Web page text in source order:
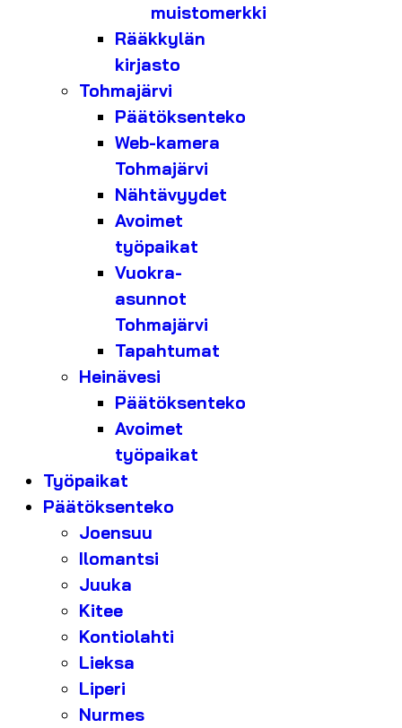
muistomerkki
Rääkkylän
kirjasto
Tohmajärvi
Päätöksenteko
Web-kamera
Tohmajärvi
Nähtävyydet
Avoimet
työpaikat
Vuokra-
asunnot
Tohmajärvi
Tapahtumat
Heinävesi
Päätöksenteko
Avoimet
työpaikat
Työpaikat
Päätöksenteko
Joensuu
Ilomantsi
Juuka
Kitee
Kontiolahti
Lieksa
Liperi
Nurmes